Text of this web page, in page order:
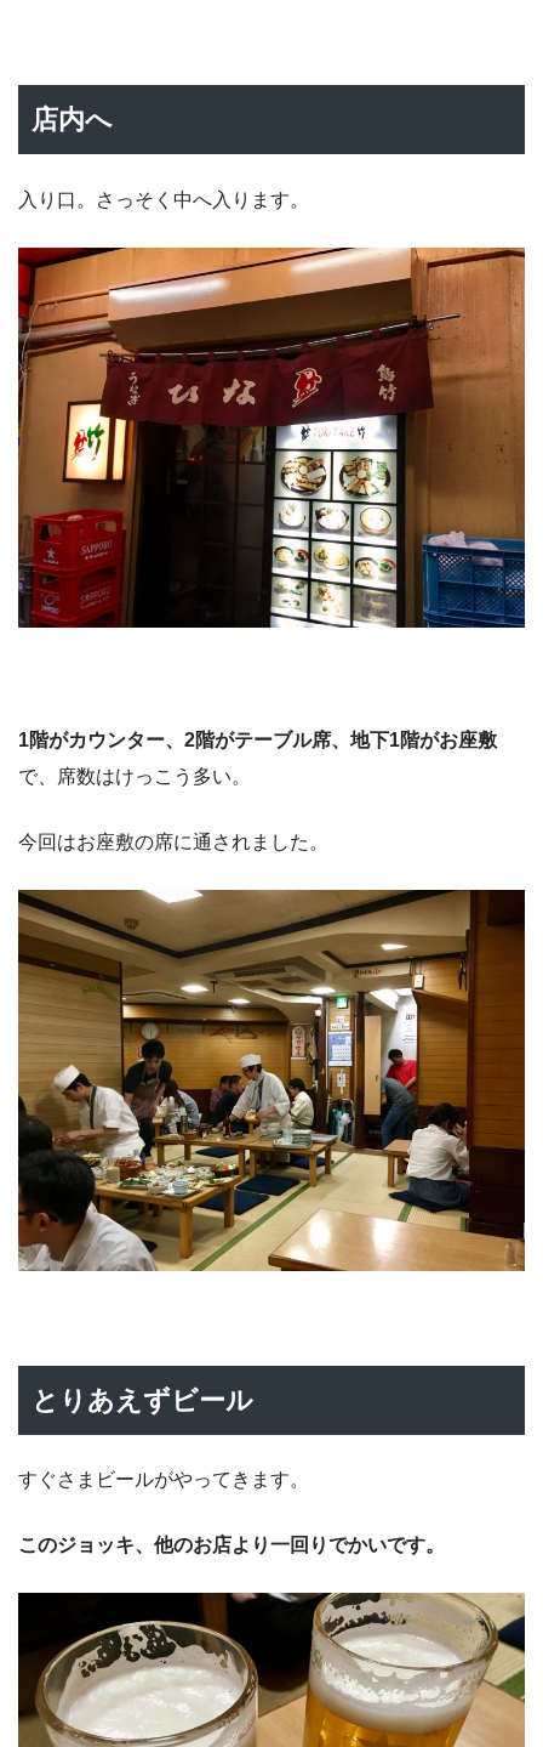
店内へ
入り口。さっそく中へ入ります。
1階がカウンター、2階がテーブル席、地下1階がお座敷
で、席数はけっこう多い。
今回はお座敷の席に通されました。
とりあえずビール
すぐさまビールがやってきます。
このジョッキ、他のお店より一回りでかいです。